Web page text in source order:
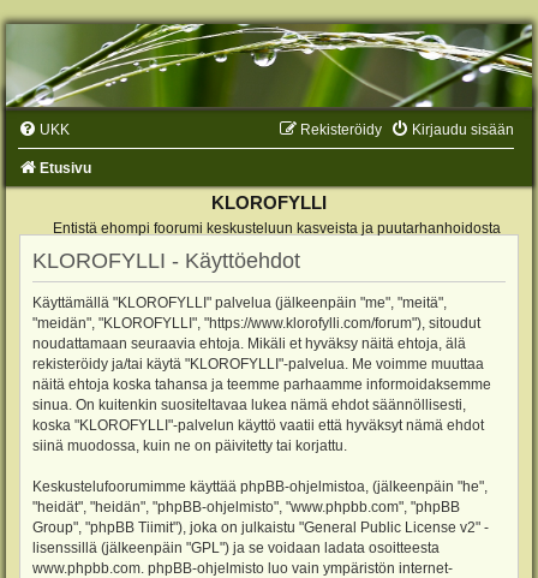
UKK Kirjaudu sisään
Rekisteröidy
Etusivu
KLOROFYLLI
Entistä ehompi foorumi keskusteluun kasveista ja puutarhanhoidosta
KLOROFYLLI - Käyttöehdot
Käyttämällä "KLOROFYLLI" palvelua (jälkeenpäin "me", "meitä",
"meidän", "KLOROFYLLI", "https://www.klorofylli.com/forum"), sitoudut
noudattamaan seuraavia ehtoja. Mikäli et hyväksy näitä ehtoja, älä
rekisteröidy ja/tai käytä "KLOROFYLLI"-palvelua. Me voimme muuttaa
näitä ehtoja koska tahansa ja teemme parhaamme informoidaksemme
sinua. On kuitenkin suositeltavaa lukea nämä ehdot säännöllisesti,
koska "KLOROFYLLI"-palvelun käyttö vaatii että hyväksyt nämä ehdot
siinä muodossa, kuin ne on päivitetty tai korjattu.
Keskustelufoorumimme käyttää phpBB-ohjelmistoa, (jälkeenpäin "he",
"heidät", "heidän", "phpBB-ohjelmisto", "www.phpbb.com", "phpBB
Group", "phpBB Tiimit"), joka on julkaistu "General Public License v2" -
lisenssillä (jälkeenpäin "GPL") ja se voidaan ladata osoitteesta
www.phpbb.com . phpBB-ohjelmisto luo vain ympäristön internet-